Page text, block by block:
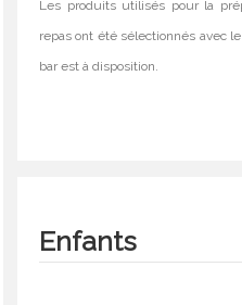
Les produits utilisés pour la
repas ont été sélectionnés avec
bar est à disposition.
Enfants